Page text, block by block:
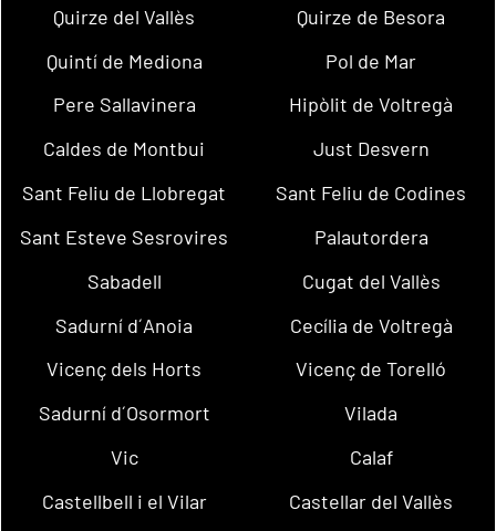
Quirze del Vallès
Quirze de Besora
Quintí de Mediona
Pol de Mar
Pere Sallavinera
Hipòlit de Voltregà
Caldes de Montbui
Just Desvern
Sant Feliu de Llobregat
Sant Feliu de Codines
Sant Esteve Sesrovires
Palautordera
Sabadell
Cugat del Vallès
Sadurní d´Anoia
Cecília de Voltregà
Vicenç dels Horts
Vicenç de Torelló
Sadurní d´Osormort
Vilada
Vic
Calaf
Castellbell i el Vilar
Castellar del Vallès